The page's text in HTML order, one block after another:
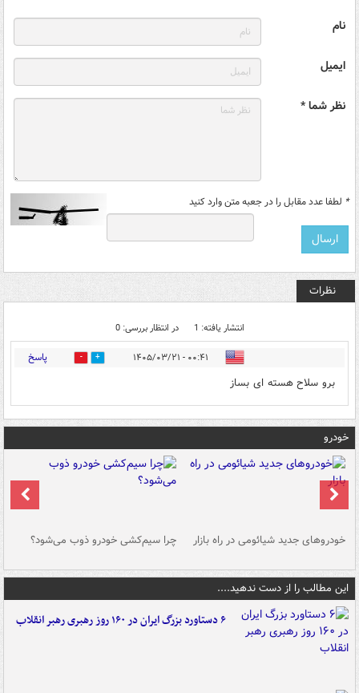
نام
ایمیل
نظر شما *
* لطفا عدد مقابل را در جعبه متن وارد کنید
نظرات
انتشار یافته: 1 در انتظار بررسی: 0
۰۰:۴۱ - ۱۴۰۵/۰۳/۲۱ 5 پاسخ
برو سلاح هسته ای بساز
خودرو
خودروهای جدید شیائومی در راه بازار چرا سیم‌کشی خودرو ذوب می‌شود؟
این مطالب را از دست ندهید....
۶ دستاورد بزرگ ایران در ۱۶۰ روز رهبری رهبر انقلاب